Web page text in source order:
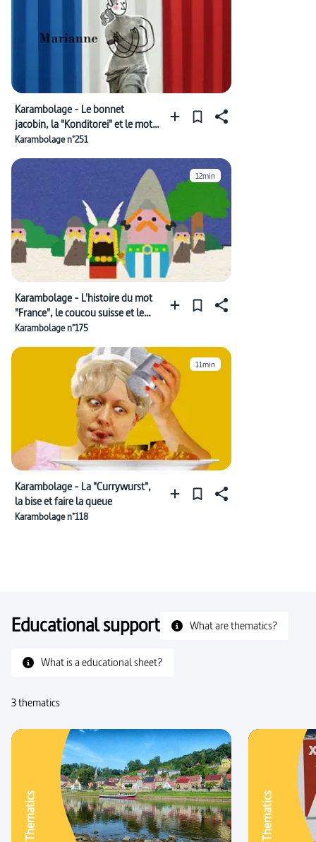
Karambolage - Le bonnet
jacobin, la "Konditorei" et le mot
"krass"
Karambolage n°251
12min
Karambolage - L'histoire du mot
"France", le coucou suisse et le
bruit des ciseaux
Karambolage n°175
11min
Karambolage - La "Currywurst",
la bise et faire la queue
Karambolage n°118
Educational support What are thematics?
What is a educational sheet?
3 thematics
Thematics Thematics